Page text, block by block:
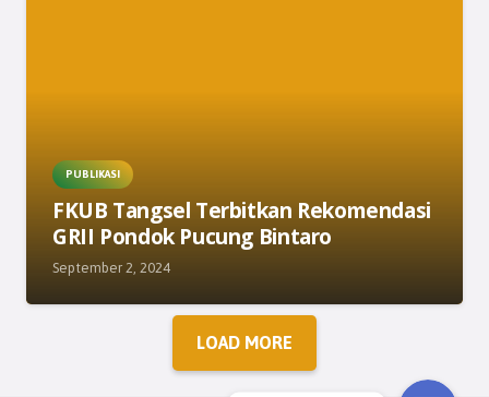
PUBLIKASI
FKUB Tangsel Terbitkan Rekomendasi
GRII Pondok Pucung Bintaro
September 2, 2024
LOAD MORE
Email